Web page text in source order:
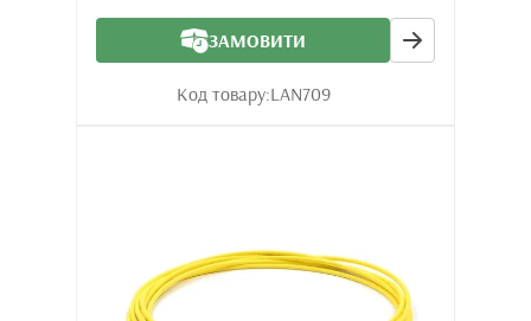
ЗАМОВИТИ
Код товару:LAN709